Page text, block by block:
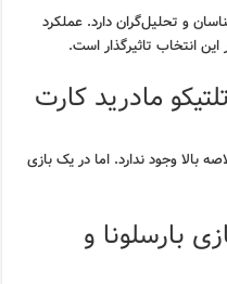
و تحلیل‌گران دارد. عملکرد
انتخاب تاثیرگذار است.
مادرید کارت
بالا وجود ندارد. اما در یک بازی
بارسلونا و